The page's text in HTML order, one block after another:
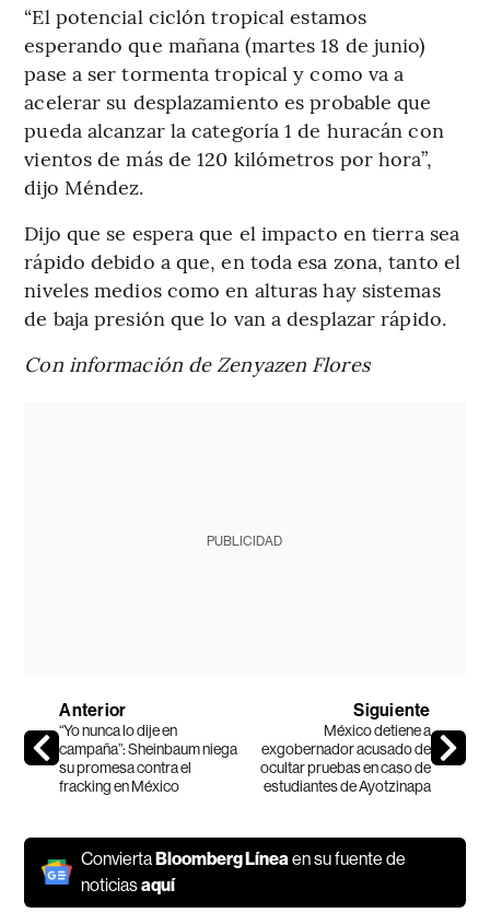
“El potencial ciclón tropical estamos
esperando que mañana (martes 18 de junio)
pase a ser tormenta tropical y como va a
acelerar su desplazamiento es probable que
pueda alcanzar la categoría 1 de huracán con
vientos de más de 120 kilómetros por hora”,
dijo Méndez.
Dijo que se espera que el impacto en tierra sea
rápido debido a que, en toda esa zona, tanto el
niveles medios como en alturas hay sistemas
de baja presión que lo van a desplazar rápido.
Con información de Zenyazen Flores
PUBLICIDAD
Anterior
“Yo nunca lo dije en
campaña”: Sheinbaum niega
su promesa contra el
fracking en México
Siguiente
México detiene a
exgobernador acusado de
ocultar pruebas en caso de
estudiantes de Ayotzinapa
ConviertaBloomberg Línea en su fuente de
noticiasaquí